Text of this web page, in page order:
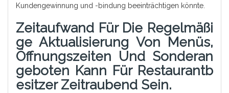
Kundengewinnung und -bindung beeinträchtigen könnte.
Zeitaufwand Für Die Regelmäßi
Ge Aktualisierung Von Menüs,
Öffnungszeiten Und Sonderan
Geboten Kann Für Restaurantb
Esitzer Zeitraubend Sein.